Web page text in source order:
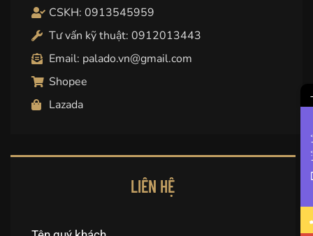
CSKH: 0913545959
Tư vấn kỹ thuật: 0912013443
Email: palado.vn@gmail.com
Shopee
Lazada
LIÊN HỆ